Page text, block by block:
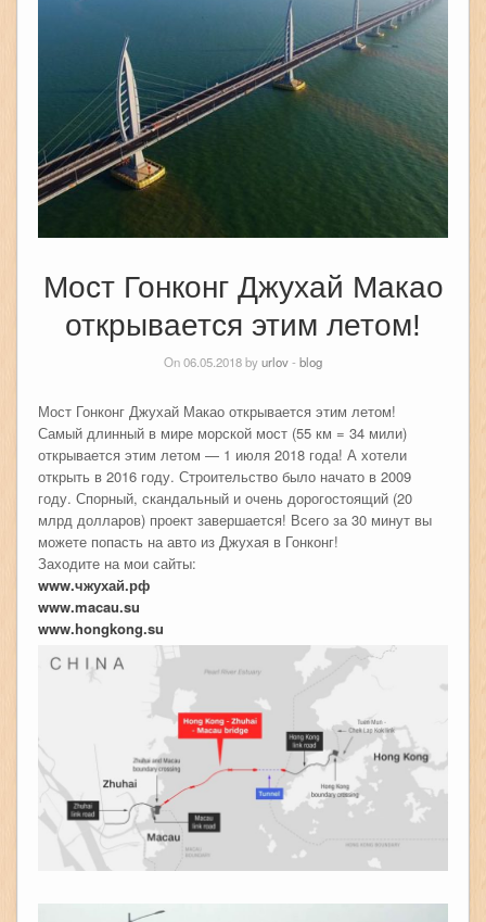
Мост Гонконг Джухай Макао
открывается этим летом!
On 06.05.2018 byurlov- blog
Мост Гонконг Джухай Макао открывается этим летом!
Самый длинный в мире морской мост (55 км = 34 мили)
открывается этим летом — 1 июля 2018 года! А хотели
открыть в 2016 году. Строительство было начато в 2009
году. Спорный, скандальный и очень дорогостоящий (20
млрд долларов) проект завершается! Всего за 30 минут вы
можете попасть на авто из Джухая в Гонконг!
Заходите на мои сайты:
www.чжухай.рф
www.macau.su
www.hongkong.su